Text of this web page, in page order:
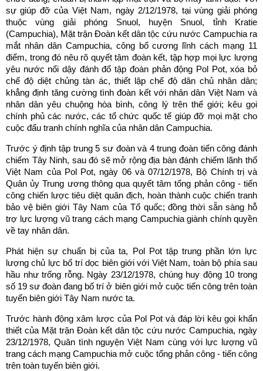
sự giúp đỡ của Việt Nam, ngày 2/12/1978, tại vùng giải phóng
thuộc vùng giải phóng Snuol, huyện Snuol, tỉnh Kratie
(Campuchia), Mặt trận Đoàn kết dân tộc cứu nước Campuchia ra
mắt nhân dân Campuchia, công bố cương lĩnh cách mạng 11
điểm, trong đó nêu rõ quyết tâm đoàn kết, tập hợp mọi lực lượng
yêu nước nổi dậy đánh đổ tập đoàn phản động Pol Pot, xóa bỏ
chế độ diệt chủng tàn ác, thiết lập chế độ dân chủ nhân dân;
khẳng định tăng cường tình đoàn kết với nhân dân Việt Nam và
nhân dân yêu chuộng hòa bình, công lý trên thế giới; kêu gọi
chính phủ các nước, các tổ chức quốc tế giúp đỡ mọi mặt cho
cuộc đấu tranh chính nghĩa của nhân dân Campuchia.
Trước ý định tập trung 5 sư đoàn và 4 trung đoàn tiến công đánh
chiếm Tây Ninh, sau đó sẽ mở rộng địa bàn đánh chiếm lãnh thổ
Việt Nam của Pol Pot, ngày 06 và 07/12/1978, Bộ Chính trị và
Quân ủy Trung ương thông qua quyết tâm tổng phản công - tiến
công chiến lược tiêu diệt quân địch, hoàn thành cuộc chiến tranh
bảo vệ biên giới Tây Nam của Tổ quốc; đồng thời sẵn sàng hỗ
trợ lực lượng vũ trang cách mạng Campuchia giành chính quyền
về tay nhân dân.
Phát hiện sự chuẩn bị của ta, Pol Pot tập trung phần lớn lực
lượng chủ lực bố trí dọc biên giới với Việt Nam, toàn bộ phía sau
hầu như trống rỗng. Ngày 23/12/1978, chúng huy động 10 trong
số 19 sư đoàn đang bố trí ở biên giới mở cuộc tiến công trên toàn
tuyến biên giới Tây Nam nước ta.
Trước hành động xâm lược của Pol Pot và đáp lời kêu gọi khẩn
thiết của Mặt trận Đoàn kết dân tộc cứu nước Campuchia, ngày
23/12/1978, Quân tình nguyện Việt Nam cùng với lực lượng vũ
trang cách mạng Campuchia mở cuộc tổng phản công - tiến công
trên toàn tuyến biên giới.